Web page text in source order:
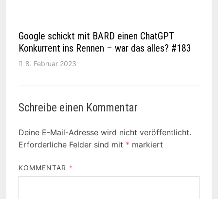
Google schickt mit BARD einen ChatGPT
Konkurrent ins Rennen – war das alles? #183
8. Februar 2023
Schreibe einen Kommentar
Deine E-Mail-Adresse wird nicht veröffentlicht.
Erforderliche Felder sind mit * markiert
KOMMENTAR *